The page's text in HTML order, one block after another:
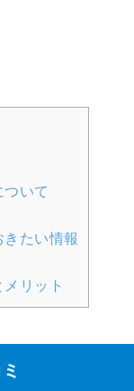
ついて
きたい情報
リット